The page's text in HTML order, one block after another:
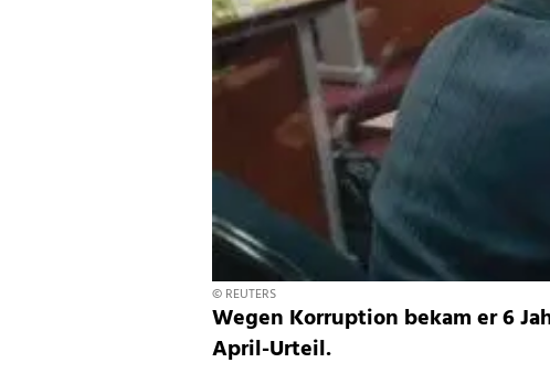
© REUTERS
Wegen Korruption bekam er 6
April-Urteil.